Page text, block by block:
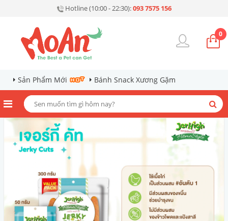
Hotline (10:00 - 22:30):093 7575 156
0
Sản Phẩm Mới Bánh Snack Xương Gặm